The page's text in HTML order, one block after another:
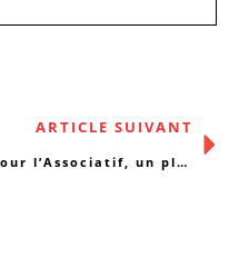
ARTICLE SUIVANT
Pour l’Associatif, un plaidoyer en commun